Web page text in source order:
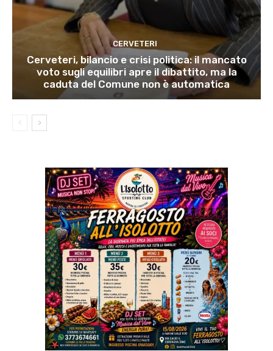
CERVETERI
Cerveteri, bilancio e crisi politica: il mancato
voto sugli equilibri apre il dibattito, ma la
caduta del Comune non è automatica